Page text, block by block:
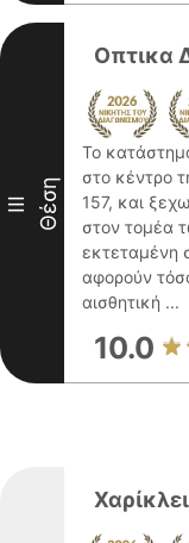
III Θέση
Οπτικα
Το
στο κέντρο
157, και
στον τομέα
εκτεταμένη
αφορούν
αισθητική ...
10.0